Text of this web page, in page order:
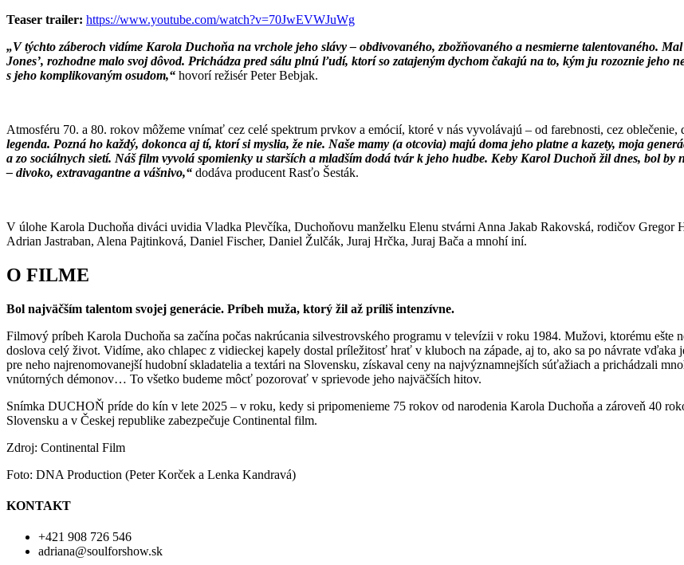
Teaser trailer: https://www.youtube.com/watch?v=70JwEVWJuWg
„V týchto záberoch vidíme Karola Duchoňa na vrchole jeho slávy – obdivovaného, zbožňovaného a nesmierne talentovaného.
Jones’, rozhodne malo svoj dôvod. Prichádza pred sálu plnú ľudí, ktorí so zatajeným dychom čakajú na to, kým ju rozoznie jeho
s jeho komplikovaným osudom,“ hovorí režisér Peter Bebjak.
Atmosféru 70. a 80. rokov môžeme vnímať cez celé spektrum prvkov a emócií, ktoré v nás vyvolávajú – od farebnosti, cez
legenda. Pozná ho každý, dokonca aj tí, ktorí si myslia, že nie. Naše mamy (a otcovia) majú doma jeho platne a kazety, moja
a zo sociálnych sietí. Náš film vyvolá spomienky u starších a mladším dodá tvár k jeho hudbe. Keby Karol Duchoň žil dnes, bol
– divoko, extravagantne a vášnivo,“ dodáva producent Rasťo Šesták.
V úlohe Karola Duchoňa diváci uvidia Vladka Plevčíka, Duchoňovu manželku Elenu stvárni Anna Jakab Rakovská, rodičov Gregor
Adrian Jastraban, Alena Pajtinková, Daniel Fischer, Daniel Žulčák, Juraj Hrčka, Juraj Bača a mnohí iní.
O FILME
Bol najväčším talentom svojej generácie. Príbeh muža, ktorý žil až príliš intenzívne.
Filmový príbeh Karola Duchoňa sa začína počas nakrúcania silvestrovského programu v televízii v roku 1984. Mužovi, ktorému ešte
doslova celý život. Vidíme, ako chlapec z vidieckej kapely dostal príležitosť hrať v kluboch na západe, aj to, ako sa po návrate vďaka
pre neho najrenomovanejší hudobní skladatelia a textári na Slovensku, získaval ceny na najvýznamnejších súťažiach a prichádzali
vnútorných démonov… To všetko budeme môcť pozorovať v sprievode jeho najväčších hitov.
Snímka DUCHOŇ príde do kín v lete 2025 – v roku, kedy si pripomenieme 75 rokov od narodenia Karola Duchoňa a zároveň 40
Slovensku a v Českej republike zabezpečuje Continental film.
Zdroj: Continental Film
Foto: DNA Production (Peter Korček a Lenka Kandravá)
KONTAKT
+421 908 726 546
adriana@soulforshow.sk